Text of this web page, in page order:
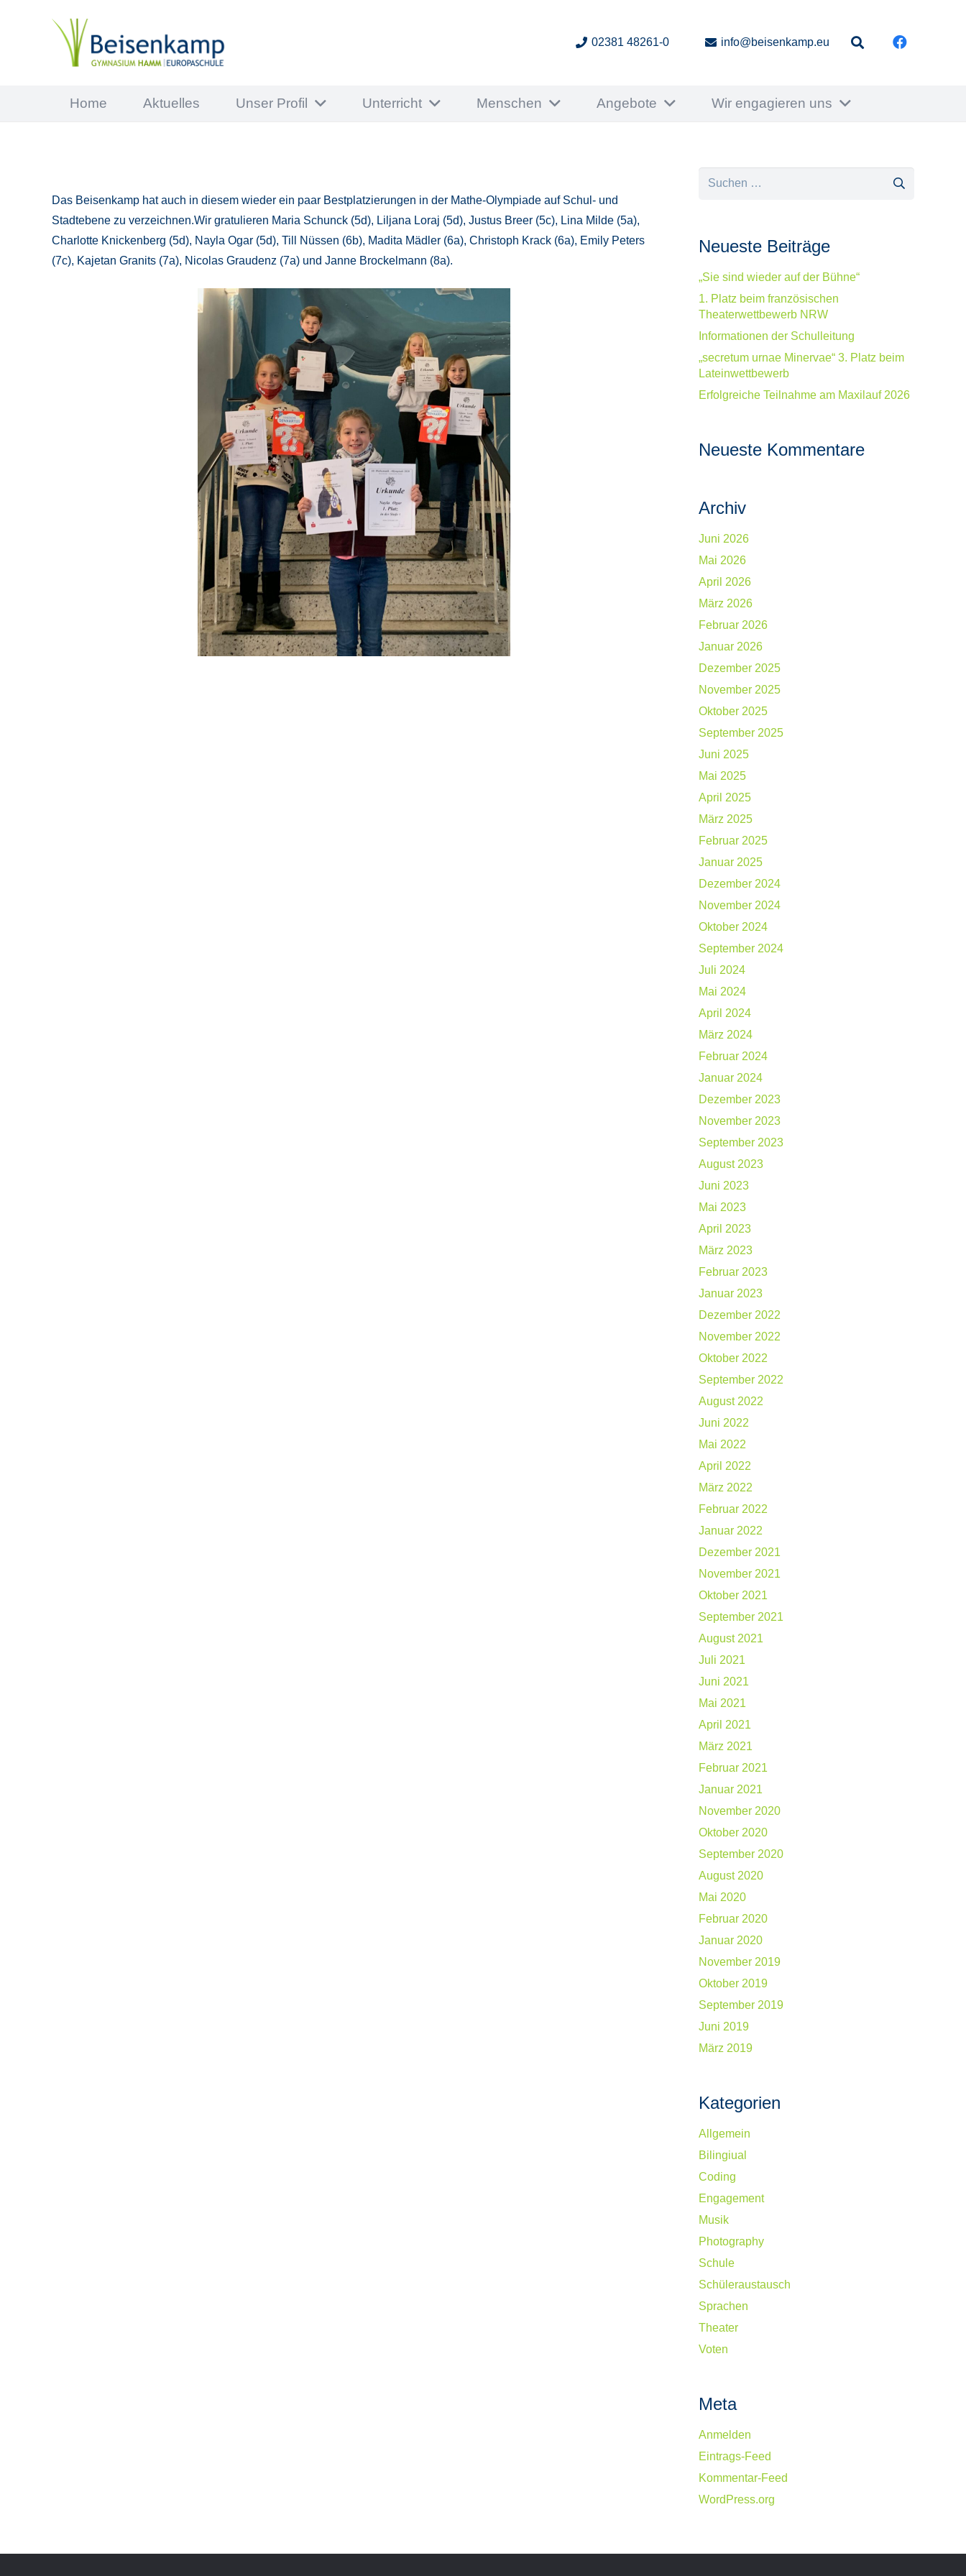
02381 48261-0 info@beisenkamp.eu
Home Aktuelles Unser Profil Unterricht Menschen Angebote Wir engagieren uns
Das Beisenkamp hat auch in diesem wieder ein paar Bestplatzierungen in der Mathe-Olympiade auf Schul- und
Stadtebene zu verzeichnen.Wir gratulieren Maria Schunck (5d), Liljana Loraj (5d), Justus Breer (5c), Lina Milde (5a),
Charlotte Knickenberg (5d), Nayla Ogar (5d), Till Nüssen (6b), Madita Mädler (6a), Christoph Krack (6a), Emily Peters
(7c), Kajetan Granits (7a), Nicolas Graudenz (7a) und Janne Brockelmann (8a).
Suchen
Neueste Beiträge
„Sie sind wieder auf der Bühne“
1. Platz beim französischen
Theaterwettbewerb NRW
Informationen der Schulleitung
„secretum urnae Minervae“ 3. Platz beim
Lateinwettbewerb
Erfolgreiche Teilnahme am Maxilauf 2026
Neueste Kommentare
Archiv
Juni 2026
Mai 2026
April 2026
März 2026
Februar 2026
Januar 2026
Dezember 2025
November 2025
Oktober 2025
September 2025
Juni 2025
Mai 2025
April 2025
März 2025
Februar 2025
Januar 2025
Dezember 2024
November 2024
Oktober 2024
September 2024
Juli 2024
Mai 2024
April 2024
März 2024
Februar 2024
Januar 2024
Dezember 2023
November 2023
September 2023
August 2023
Juni 2023
Mai 2023
April 2023
März 2023
Februar 2023
Januar 2023
Dezember 2022
November 2022
Oktober 2022
September 2022
August 2022
Juni 2022
Mai 2022
April 2022
März 2022
Februar 2022
Januar 2022
Dezember 2021
November 2021
Oktober 2021
September 2021
August 2021
Juli 2021
Juni 2021
Mai 2021
April 2021
März 2021
Februar 2021
Januar 2021
November 2020
Oktober 2020
September 2020
August 2020
Mai 2020
Februar 2020
Januar 2020
November 2019
Oktober 2019
September 2019
Juni 2019
März 2019
Kategorien
Allgemein
Bilingiual
Coding
Engagement
Musik
Photography
Schule
Schüleraustausch
Sprachen
Theater
Voten
Meta
Anmelden
Eintrags-Feed
Kommentar-Feed
WordPress.org